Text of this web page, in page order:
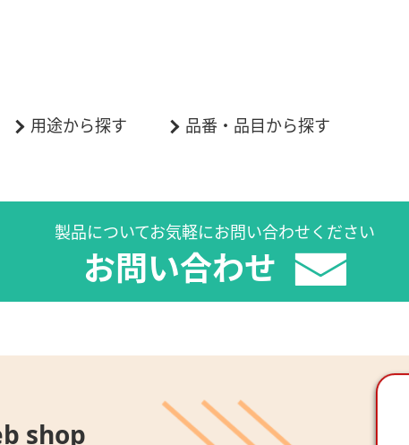
用途から探す 品番・品目から探す
製品についてお気軽にお問い合わせください
お問い合わせ
shop